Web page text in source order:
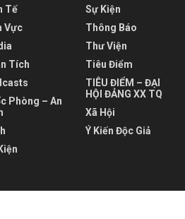
Tế
Vực
Tích
Phòng – An
Sự Kiện
Thông Báo
Thư Viện
Tiêu Điểm
TIÊU ĐIỂM – ĐẠI
HỘI ĐẢNG XX TQ
Xã Hội
Ý Kiến Độc Giả